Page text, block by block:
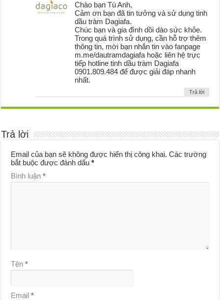
Chào bạn Tú Anh,
Cảm ơn bạn đã tin tưởng và sử dụng tinh
dầu tràm Dagiafa.
Chúc bạn và gia đình dồi dào sức khỏe.
Trong quá trình sử dụng, cần hỗ trợ thêm
thông tin, mời bạn nhắn tin vào fanpage
m.me/dautramdagiafa hoặc liên hệ trực
tiếp hotline tinh dầu tràm Dagiafa
0901.809.484 để được giải đáp nhanh
nhất.
Trả lời
Trả lời
Email của bạn sẽ không được hiển thị công khai. Các trường
bắt buộc được đánh dấu*
Bình luận*
Tên*
Email*